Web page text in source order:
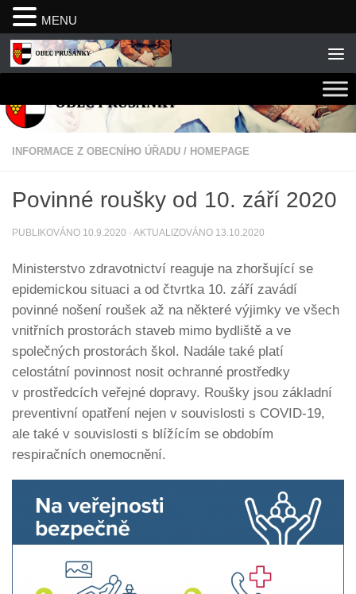
Skip to content
INFORMACE Z OBECNÍHO ÚŘADU / HOMEPAGE
Povinné roušky od 10. září 2020
PUBLIKOVÁNO 10.9.2020 · AKTUALIZOVÁNO 13.10.2020
Ministerstvo zdravotnictví reaguje na zhoršující se
epidemickou situaci a od čtvrtka 10. září zavádí
povinné nošení roušek až na některé výjimky ve všech
vnitřních prostorách staveb mimo bydliště a ve
společných prostorách škol. Nadále také platí
celostátní povinnost nosit ochranné prostředky
v prostředcích veřejné dopravy. Roušky jsou základní
preventivní opatření nejen v souvislosti s COVID-19,
ale také v souvislosti s blížícím se obdobím
respiračních onemocnění.
MENU